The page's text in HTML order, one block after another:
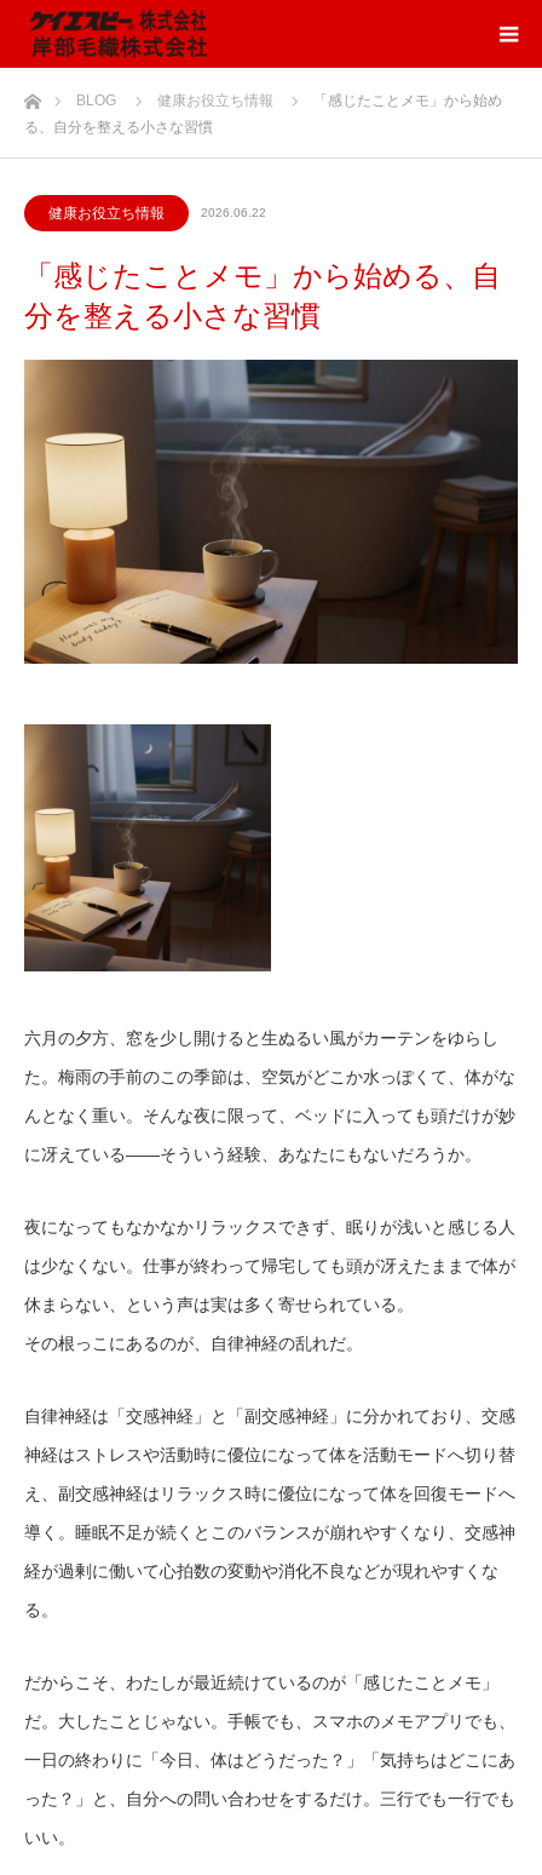
ホームBLOG 健康お役立ち情報
「感じたことメモ」から始め
る、自分を整える小さな習慣
健康お役立ち情報 2026.06.22
「感じたことメモ」から始める、自
分を整える小さな習慣
六月の夕方、窓を少し開けると生ぬるい風がカーテンをゆらし
た。梅雨の手前のこの季節は、空気がどこか水っぽくて、体がな
んとなく重い。そんな夜に限って、ベッドに入っても頭だけが妙
に冴えている——そういう経験、あなたにもないだろうか。
夜になってもなかなかリラックスできず、眠りが浅いと感じる人
は少なくない。仕事が終わって帰宅しても頭が冴えたままで体が
休まらない、という声は実は多く寄せられている。
その根っこにあるのが、自律神経の乱れだ。
自律神経は「交感神経」と「副交感神経」に分かれており、交感
神経はストレスや活動時に優位になって体を活動モードへ切り替
え、副交感神経はリラックス時に優位になって体を回復モードへ
導く。睡眠不足が続くとこのバランスが崩れやすくなり、交感神
経が過剰に働いて心拍数の変動や消化不良などが現れやすくな
る。
だからこそ、わたしが最近続けているのが「感じたことメモ」
だ。大したことじゃない。手帳でも、スマホのメモアプリでも、
一日の終わりに「今日、体はどうだった？」「気持ちはどこにあ
った？」と、自分への問い合わせをするだけ。三行でも一行でも
いい。